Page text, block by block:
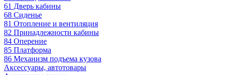
61 Дверь кабины
68 Сиденье
81 Отопление и вентиляция
82 Принадлежности кабины
84 Оперение
85 Платформа
86 Механизм подъема кузова
Аксессуары, автотовары